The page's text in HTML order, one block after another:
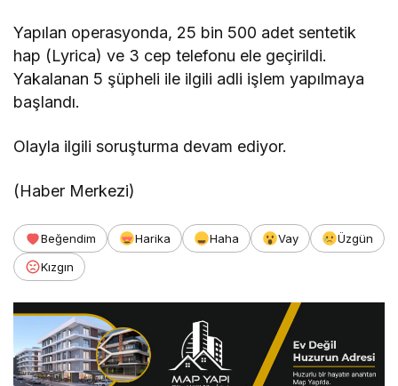
Yapılan operasyonda, 25 bin 500 adet sentetik
hap (Lyrica) ve 3 cep telefonu ele geçirildi.
Yakalanan 5 şüpheli ile ilgili adli işlem yapılmaya
başlandı.
Olayla ilgili soruşturma devam ediyor.
(Haber Merkezi)
Beğendim Harika Haha Vay
Üzgün
Kızgın